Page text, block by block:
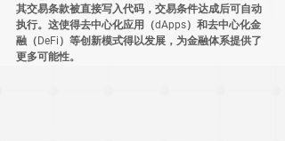
其交易条款被直接写入代码，交易条件达成后可自动
执行。这使得去中心化应用（dApps）和去中心化金
融（DeFi）等创新模式得以发展，为金融体系提供了
更多可能性。